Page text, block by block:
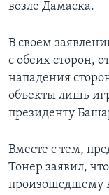
возле Дамаска.
В своем
с обеих сторон,
нападения
объекты лишь
президенту
Вместе с тем,
Тонер заявил,
произошедшему